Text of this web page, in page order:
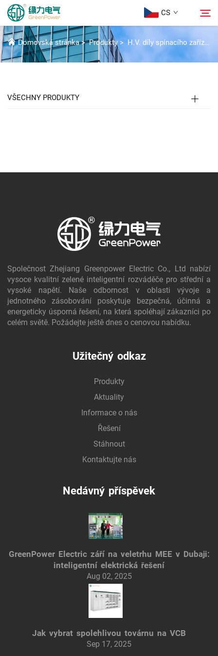
CS
Produkty
KONTAKTY A PŘÍSLUŠENSTVÍ
Domovská stránka>Produkty > H.V. díly spínacího zařízení
VŠECHNY PRODUKTY
Společnost Zhejiang Greenpower Electric Co., Ltd nabízí
vysoce kvalitní zelené inteligentní rozváděče pro střední a
vysoké napětí. Naše odbornost v oblasti vývoje a
jednotného zásobování poskytuje bezpečná, účinná a
energeticky úsporná řešení, na která spoléhají zákazníci po
celém světě. Požádejte ještě dnes o cenovou nabídku.
Užitečný odkaz
Produkty
Aktuality
Informace o nás
Řešení
Stáhnout
Kontaktujte nás
Nedávný příspěvek
GreenPower Electric září na veletrhu MEE v Dubaji:
inteligentní elektrická řešení
Aug 02, 2025
Jak vybrat spolehlivou továrnu na VCB
Sep 17, 2025